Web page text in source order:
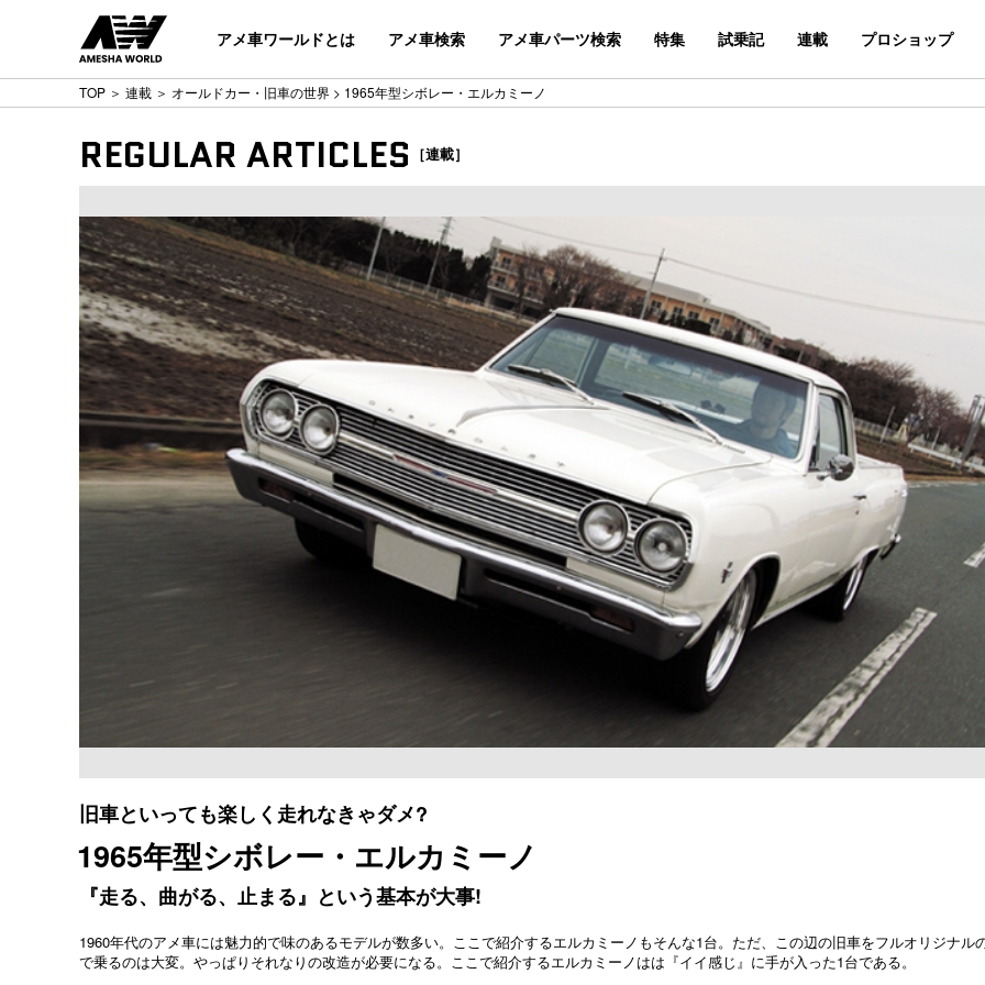
アメ車ワールドとは アメ車検索 アメ車パーツ検索 特集 試乗記 連載 プロショップ
TOP ＞ 連載 ＞ オールドカー・旧車の世界 > 1965年型シボレー・エルカミーノ
REGULAR ARTICLES ［連載］
旧車といっても楽しく走れなきゃダメ?
1965年型シボレー・エルカミーノ
『走る、曲がる、止まる』という基本が大事!
1960年代のアメ車には魅力的で味のあるモデルが数多い。ここで紹介するエルカミーノもそんな1台。ただ、この辺の旧車をフルオリジナル
で乗るのは大変。やっぱりそれなりの改造が必要になる。ここで紹介するエルカミーノはは『イイ感じ』に手が入った1台である。